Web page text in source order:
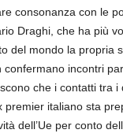
consonanza con le
Draghi, che ha più
del mondo la propria
confermano incontri
che i contatti tra i
premier italiano sta
dell’Ue per conto